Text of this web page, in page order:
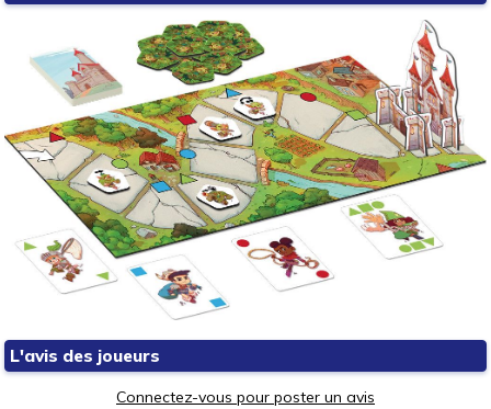
L'avis des joueurs
Connectez-vous pour poster un avis